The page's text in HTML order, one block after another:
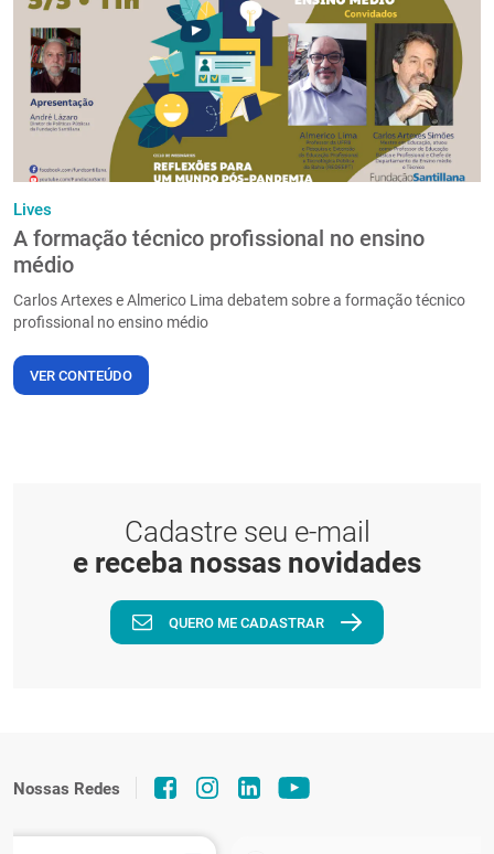
PT
Lives
A formação técnico profissional no ensino
médio
Carlos Artexes e Almerico Lima debatem sobre a formação técnico
profissional no ensino médio
VER CONTEÚDO
Cadastre seu e-mail
e receba nossas novidades
QUERO ME CADASTRAR
Nossas Redes